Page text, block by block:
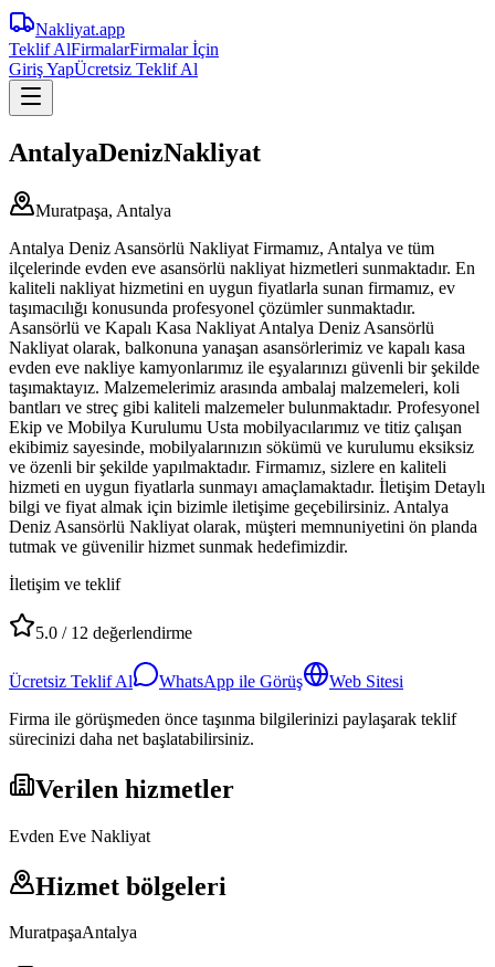
Nakliyat.app
Teklif AlFirmalarFirmalar İçin
Giriş YapÜcretsiz Teklif Al
AntalyaDenizNakliyat
Muratpaşa, Antalya
Antalya Deniz Asansörlü Nakliyat Firmamız, Antalya ve tüm
ilçelerinde evden eve asansörlü nakliyat hizmetleri sunmaktadır. En
kaliteli nakliyat hizmetini en uygun fiyatlarla sunan firmamız, ev
taşımacılığı konusunda profesyonel çözümler sunmaktadır.
Asansörlü ve Kapalı Kasa Nakliyat Antalya Deniz Asansörlü
Nakliyat olarak, balkonuna yanaşan asansörlerimiz ve kapalı kasa
evden eve nakliye kamyonlarımız ile eşyalarınızı güvenli bir şekilde
taşımaktayız. Malzemelerimiz arasında ambalaj malzemeleri, koli
bantları ve streç gibi kaliteli malzemeler bulunmaktadır. Profesyonel
Ekip ve Mobilya Kurulumu Usta mobilyacılarımız ve titiz çalışan
ekibimiz sayesinde, mobilyalarınızın sökümü ve kurulumu eksiksiz
ve özenli bir şekilde yapılmaktadır. Firmamız, sizlere en kaliteli
hizmeti en uygun fiyatlarla sunmayı amaçlamaktadır. İletişim Detaylı
bilgi ve fiyat almak için bizimle iletişime geçebilirsiniz. Antalya
Deniz Asansörlü Nakliyat olarak, müşteri memnuniyetini ön planda
tutmak ve güvenilir hizmet sunmak hedefimizdir.
İletişim ve teklif
5.0 / 12 değerlendirme
Ücretsiz Teklif Al WhatsApp ile Görüş
Web Sitesi
Firma ile görüşmeden önce taşınma bilgilerinizi paylaşarak teklif
sürecinizi daha net başlatabilirsiniz.
Verilen hizmetler
Evden Eve Nakliyat
Hizmet bölgeleri
MuratpaşaAntalya